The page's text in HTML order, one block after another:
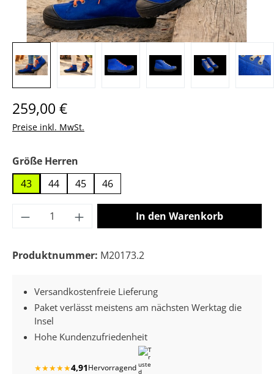
Regulärer Preis:
259,00 €
Preise inkl. MwSt.
Größe Herren
43
44 45 46
Produkt Anzahl: Gib den gewünschten
In den Warenkorb
Produktnummer: M20173.2
Versandkostenfreie Lieferung
Paket verlässt meistens am nächsten Werktag die
Insel
Hohe Kundenzufriedenheit
★★★★★4,91Hervorragend